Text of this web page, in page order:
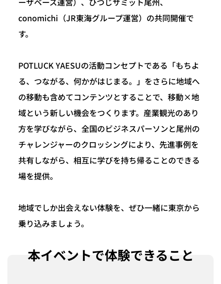
conomichi（JR東海グループ運営）の共同開催で
す。
POTLUCK YAESUの活動コンセプトである「もちよ
る、つながる、何かがはじまる。」をさらに地域へ
の移動も含めてコンテンツとすることで、移動×地
域という新しい機会をつくります。産業観光のあり
方を学びながら、全国のビジネスパーソンと尾州の
チャレンジャーのクロッシングにより、先進事例を
共有しながら、相互に学びを持ち帰ることのできる
場を提供。
地域でしか出会えない体験を、ぜひ一緒に東京から
乗り込みましょう。
本イベントで体験できること